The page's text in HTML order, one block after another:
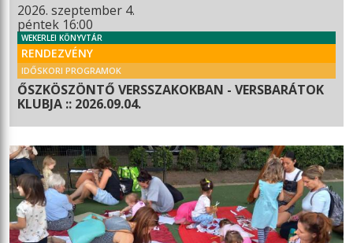
2026. szeptember 4.
péntek 16:00
WEKERLEI KÖNYVTÁR
RENDEZVÉNY
IDŐSKORI PROGRAMOK
ŐSZKÖSZÖNTŐ VERSSZAKOKBAN - VERSBARÁTOK
KLUBJA :: 2026.09.04.